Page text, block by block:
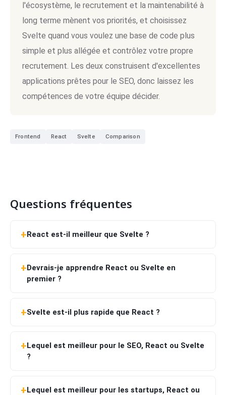
l'écosystème, le recrutement et la maintenabilité à
long terme mènent vos priorités, et choisissez
Svelte quand vous voulez une base de code plus
simple et plus allégée et contrôlez votre propre
recrutement. Les deux construisent d'excellentes
applications prêtes pour le SEO, donc laissez les
compétences de votre équipe décider.
Frontend React Svelte Comparison
Questions fréquentes
React est-il meilleur que Svelte ?
Devrais-je apprendre React ou Svelte en
premier ?
Svelte est-il plus rapide que React ?
Lequel est meilleur pour le SEO, React ou Svelte
?
Lequel est meilleur pour les startups, React ou